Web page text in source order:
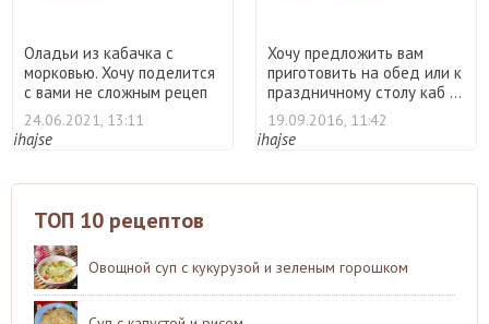
Оладьи из кабачка с
морковью. Хочу поделится
с вами не сложным рецеп
...
24.06.2021, 13:11
ihajse
Хочу предложить вам
приготовить на обед или к
праздничному столу каб ...
19.09.2016, 11:42
ihajse
ТОП 10 рецептов
Овощной суп с кукурузой и зеленым горошком